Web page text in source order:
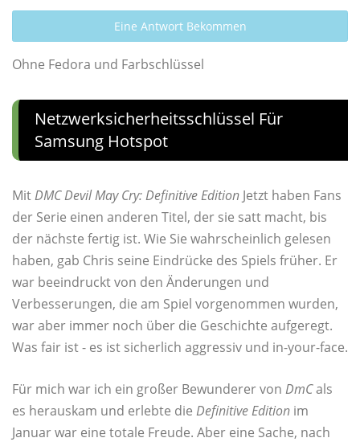
Eine Antwort Bekommen
Ohne Fedora und Farbschlüssel
Netzwerksicherheitsschlüssel Für
Samsung Hotspot
MitDMC Devil May Cry: Definitive Edition Jetzt haben Fans
der Serie einen anderen Titel, der sie satt macht, bis
der nächste fertig ist. Wie Sie wahrscheinlich gelesen
haben, gab Chris seine Eindrücke des Spiels früher. Er
war beeindruckt von den Änderungen und
Verbesserungen, die am Spiel vorgenommen wurden,
war aber immer noch über die Geschichte aufgeregt.
Was fair ist - es ist sicherlich aggressiv und in-your-face.
Für mich war ich ein großer Bewunderer von DmCals
es herauskam und erlebte die Definitive Edition im
Januar war eine totale Freude. Aber eine Sache, nach